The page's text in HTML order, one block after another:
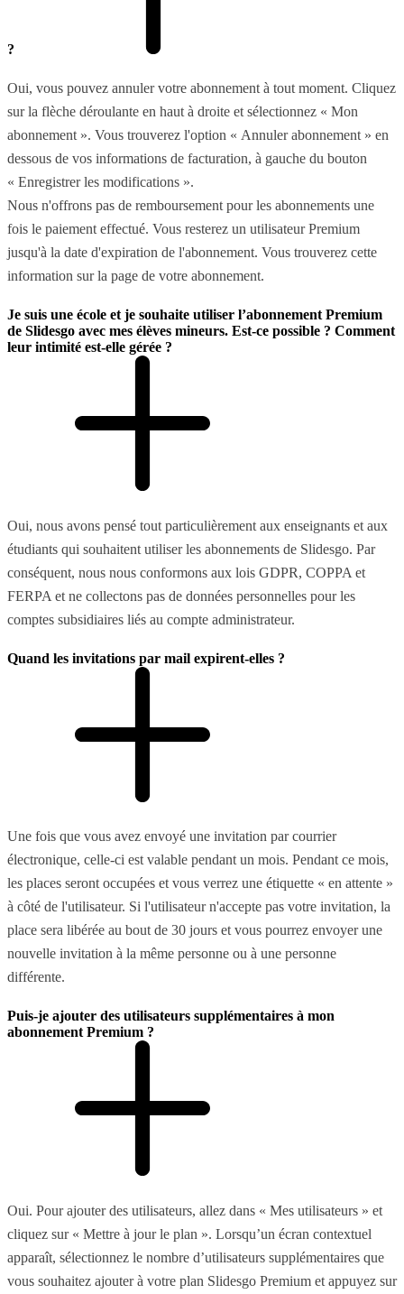
?
Oui, vous pouvez annuler votre abonnement à tout moment. Cliquez
sur la flèche déroulante en haut à droite et sélectionnez « Mon
abonnement ». Vous trouverez l'option « Annuler abonnement » en
dessous de vos informations de facturation, à gauche du bouton
« Enregistrer les modifications ».
Nous n'offrons pas de remboursement pour les abonnements une
fois le paiement effectué. Vous resterez un utilisateur Premium
jusqu'à la date d'expiration de l'abonnement. Vous trouverez cette
information sur la page de votre abonnement.
Je suis une école et je souhaite utiliser l’abonnement Premium
de Slidesgo avec mes élèves mineurs. Est-ce possible ? Comment
leur intimité est-elle gérée ?
Oui, nous avons pensé tout particulièrement aux enseignants et aux
étudiants qui souhaitent utiliser les abonnements de Slidesgo. Par
conséquent, nous nous conformons aux lois GDPR, COPPA et
FERPA et ne collectons pas de données personnelles pour les
comptes subsidiaires liés au compte administrateur.
Quand les invitations par mail expirent-elles ?
Une fois que vous avez envoyé une invitation par courrier
électronique, celle-ci est valable pendant un mois. Pendant ce mois,
les places seront occupées et vous verrez une étiquette « en attente »
à côté de l'utilisateur. Si l'utilisateur n'accepte pas votre invitation, la
place sera libérée au bout de 30 jours et vous pourrez envoyer une
nouvelle invitation à la même personne ou à une personne
différente.
Puis-je ajouter des utilisateurs supplémentaires à mon
abonnement Premium ?
Oui. Pour ajouter des utilisateurs, allez dans « Mes utilisateurs » et
cliquez sur « Mettre à jour le plan ». Lorsqu’un écran contextuel
apparaît, sélectionnez le nombre d’utilisateurs supplémentaires que
vous souhaitez ajouter à votre plan Slidesgo Premium et appuyez sur